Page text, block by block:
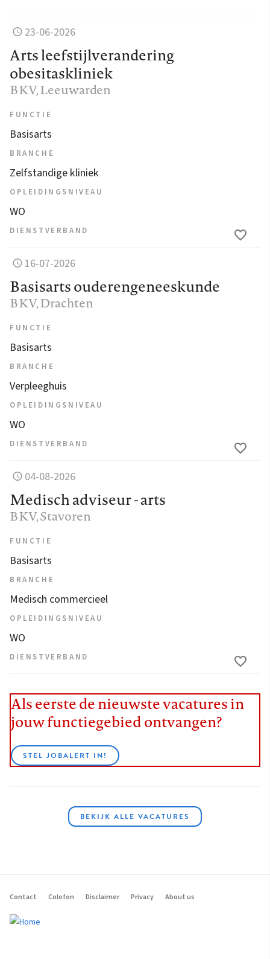
23-06-2026
Arts leefstijlverandering
obesitaskliniek
BKV, Leeuwarden
FUNCTIE
Basisarts
BRANCHE
Zelfstandige kliniek
OPLEIDINGSNIVEAU
WO
DIENSTVERBAND
16-07-2026
Basisarts ouderengeneeskunde
BKV, Drachten
FUNCTIE
Basisarts
BRANCHE
Verpleeghuis
OPLEIDINGSNIVEAU
WO
DIENSTVERBAND
04-08-2026
Medisch adviseur - arts
BKV, Stavoren
FUNCTIE
Basisarts
BRANCHE
Medisch commercieel
OPLEIDINGSNIVEAU
WO
DIENSTVERBAND
Als eerste de nieuwste vacatures in
jouw functiegebied ontvangen?
STEL JOBALERT IN!
BEKIJK ALLE VACATURES
Footer
navigation
Contact Colofon Disclaimer Privacy About us